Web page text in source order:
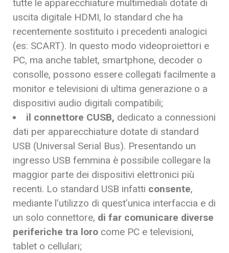
tutte le apparecchiature multimediali dotate di
uscita digitale HDMI, lo standard che ha
recentemente sostituito i precedenti analogici
(es: SCART). In questo modo videoproiettori e
PC, ma anche tablet, smartphone, decoder o
consolle, possono essere collegati facilmente a
monitor e televisioni di ultima generazione o a
dispositivi audio digitali compatibili;
il connettore CUSB, dedicato a connessioni
dati per apparecchiature dotate di standard
USB (Universal Serial Bus). Presentando un
ingresso USB femmina è possibile collegare la
maggior parte dei dispositivi elettronici più
recenti. Lo standard USB infatti consente,
mediante l’utilizzo di quest’unica interfaccia e di
un solo connettore, di far comunicare diverse
periferiche tra loro come PC e televisioni,
tablet o cellulari;